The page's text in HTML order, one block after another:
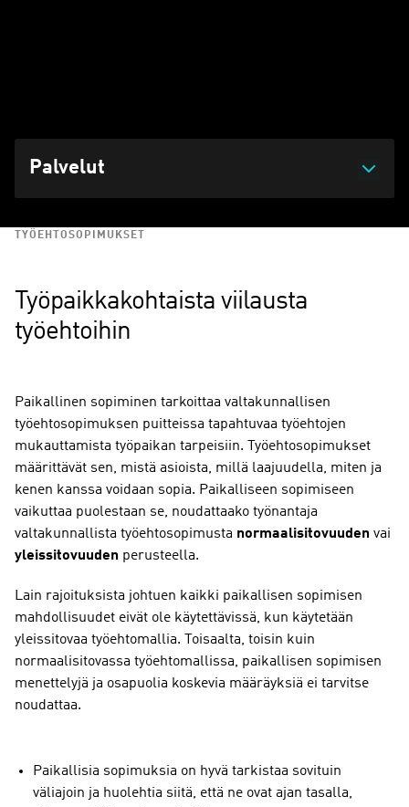
Palvelut
TYÖEHTOSOPIMUKSET
Työpaikkakohtaista viilausta
työehtoihin
Paikallinen sopiminen tarkoittaa valtakunnallisen
työehtosopimuksen puitteissa tapahtuvaa työehtojen
mukauttamista työpaikan tarpeisiin. Työehtosopimukset
määrittävät sen, mistä asioista, millä laajuudella, miten ja
kenen kanssa voidaan sopia. Paikalliseen sopimiseen
vaikuttaa puolestaan se, noudattaako työnantaja
valtakunnallista työehtosopimusta normaalisitovuuden vai
yleissitovuuden perusteella.
Lain rajoituksista johtuen kaikki paikallisen sopimisen
mahdollisuudet eivät ole käytettävissä, kun käytetään
yleissitovaa työehtomallia. Toisaalta, toisin kuin
normaalisitovassa työehtomallissa, paikallisen sopimisen
menettelyjä ja osapuolia koskevia määräyksiä ei tarvitse
noudattaa.
Paikallisia sopimuksia on hyvä tarkistaa sovituin
väliajoin ja huolehtia siitä, että ne ovat ajan tasalla,